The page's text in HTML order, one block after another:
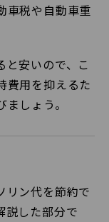
車税や自動車重
と安いので、こ
費用を抑えるた
しょう。
リン代を節約で
説した部分で